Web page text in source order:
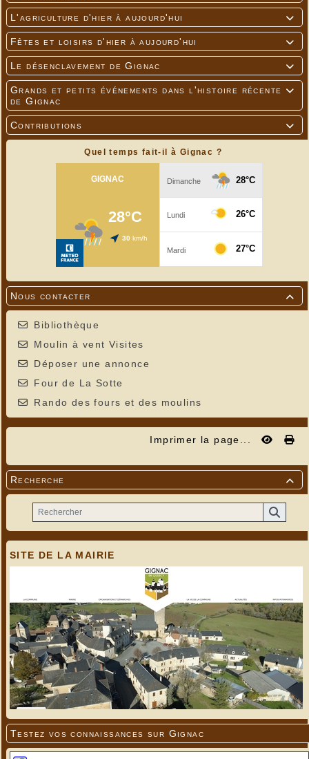

L'agriculture d'hier à aujourd'hui

Fêtes et loisirs d'hier à aujourd'hui

Le désenclavement de Gignac

Grands et petits événements dans l'histoire récente
de Gignac

Contributions
Quel temps fait-il à Gignac ?

Nous contacter
Bibliothèque
Moulin à vent Visites
Déposer une annonce
Four de La Sotte
Rando des fours et des moulins
Imprimer la page...

Recherche
SITE DE LA MAIRIE
Testez vos connaissances sur Gignac